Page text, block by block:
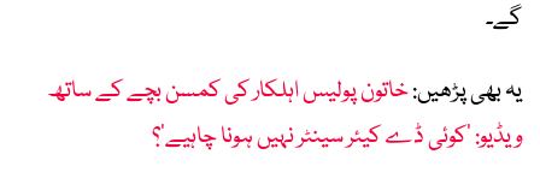
گے۔
یہ بھی پڑھیں:خاتون پولیس اہلکار کی کمسن بچے کے ساتھ
ویڈیو: ’کوئی ڈے کیئر سینٹر نہیں ہونا چاہیے‘؟